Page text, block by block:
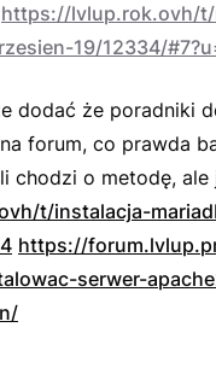
https://lvlup.rok.ovh/
19/12334/
dodać że poradniki
forum, co prawda
chodzi o metodę, ale
t/instalacja-
https://
serwer-